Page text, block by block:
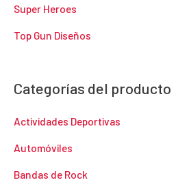
Super Heroes
Top Gun Diseños
Categorías del producto
Actividades Deportivas
Automóviles
Bandas de Rock